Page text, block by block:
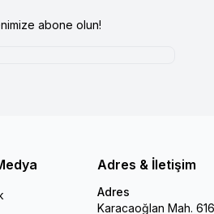
abone olun!
Adres & İletişim
Adres
Karacaoğlan Mah.